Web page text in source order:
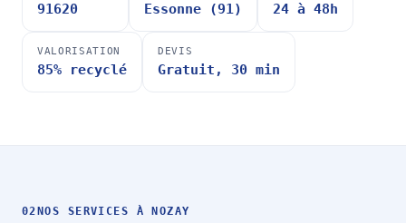
91620 Essonne (91) 24 à 48h
VALORISATION
85% recyclé
DEVIS
Gratuit, 30 min
02 NOS SERVICES À NOZAY